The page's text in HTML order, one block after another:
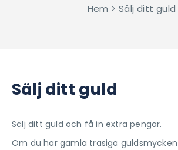
Hem > Sälj ditt guld
Sälj ditt guld
Sälj ditt guld och få in extra pengar.
Om du har gamla trasiga